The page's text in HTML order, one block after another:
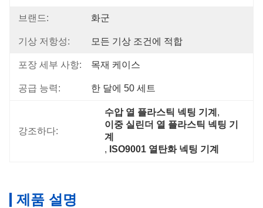
브랜드: 화군
기상 저항성: 모든 기상 조건에 적합
포장 세부 사항: 목재 케이스
공급 능력: 한 달에 50 세트
강조하다:
수압 열 플라스틱 넥팅 기계 ,
이중 실린더 열 플라스틱 넥팅 기
계
, ISO9001 열탄화 넥팅 기계
제품 설명